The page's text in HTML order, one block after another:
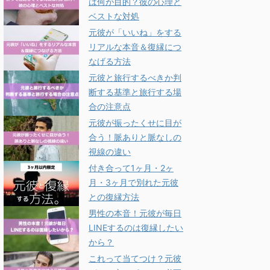
ベストな対処
元彼が「いいね」をする
リアルな本音＆復縁につ
なげる方法
元彼と旅行するべきか判
断する基準と旅行する場
合の注意点
元彼が振ったくせに目が
合う！脈ありと脈なしの
視線の違い
付き合って1ヶ月・2ヶ
月・3ヶ月で別れた元彼
との復縁方法
男性の本音！元彼が毎日
LINEするのは復縁したい
から？
これって当てつけ？元彼